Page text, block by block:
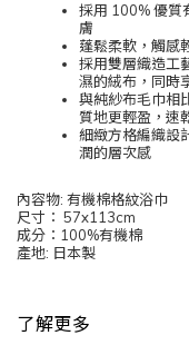
採用 100% 優質
膚
蓬鬆柔軟，觸感
採用雙層織造工
濕的絨布，同時
與純紗布毛巾相
質地更輕盈，速
細緻方格編織設
潤的層次感
內容物: 有機棉格紋浴巾
尺寸： 57x113cm
成分：100%有機棉
產地: 日本製
了解更多